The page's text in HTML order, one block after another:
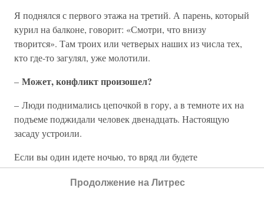
Я поднялся с первого этажа на третий. А парень, который
курил на балконе, говорит: «Смотри, что внизу
творится». Там троих или четверых наших из числа тех,
кто где-то загулял, уже молотили.
– Может, конфликт произошел?
– Люди поднимались цепочкой в гору, а в темноте их на
подъеме поджидали человек двенадцать. Настоящую
засаду устроили.
Если вы один идете ночью, то вряд ли будете
провоцировать целую толпу. Как правило, люди все-таки
достаточно вменяемые и на рожон не лезут.
Продолжение на Литрес